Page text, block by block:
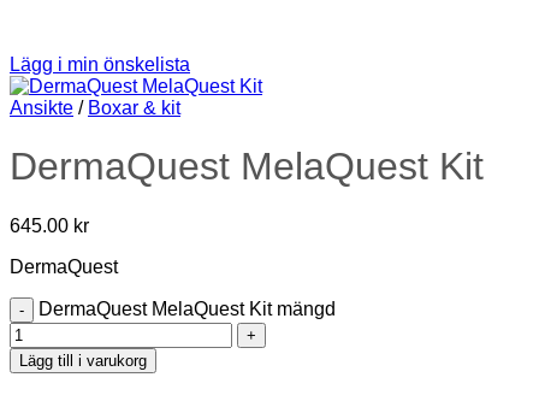
Lägg i min önskelista
Ansikte / Boxar & kit
DermaQuest MelaQuest Kit
645.00 kr
DermaQuest
DermaQuest MelaQuest Kit mängd
Lägg till i varukorg